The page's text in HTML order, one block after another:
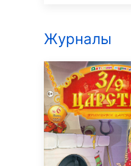
Журналы